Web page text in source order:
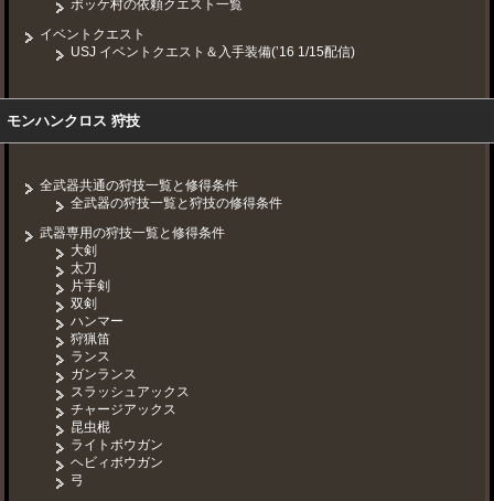
ポッケ村の依頼クエスト一覧
イベントクエスト
USJ イベントクエスト＆入手装備(’16 1/15配信)
モンハンクロス 狩技
全武器共通の狩技一覧と修得条件
全武器の狩技一覧と狩技の修得条件
武器専用の狩技一覧と修得条件
大剣
太刀
片手剣
双剣
ハンマー
狩猟笛
ランス
ガンランス
スラッシュアックス
チャージアックス
昆虫棍
ライトボウガン
ヘビィボウガン
弓